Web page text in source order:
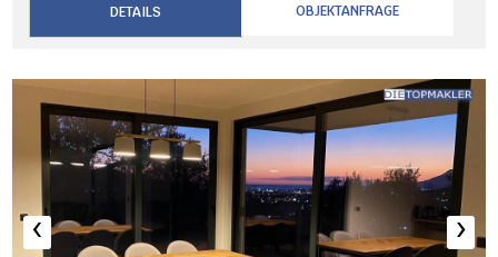
DETAILS OBJEKTANFRAGE
‹ ›